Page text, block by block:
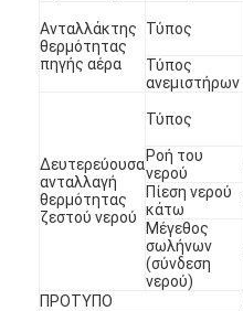
Ανταλλάκτης
θερμότητας
πηγής αέρα
Τύπος
Τύπος
ανεμιστήρων
Δευτερεύουσα
ανταλλαγή
θερμότητας
ζεστού νερού
Τύπος
Ροή του
νερού
Πίεση νερού
κάτω
Μέγεθος
σωλήνων
(σύνδεση
νερού)
ΠΡΟΤΥΠΟ